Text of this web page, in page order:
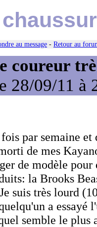
au message - Retour au
coureur
28/09/11 à
par semaine et
de mes
de modèle
la Brooks
suis très lourd
a essayé
semble le plus